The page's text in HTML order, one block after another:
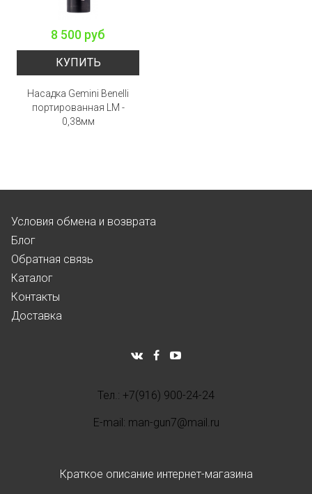
8 500 руб
КУПИТЬ
Насадка Gemini Benelli
портированная LM -
0,38мм
Условия обмена и возврата
Блог
Обратная связь
Каталог
Контакты
Доставка
Тел.: +7(916) 900-24-24
E-mail: man-gun7@mail.ru
Краткое описание интернет-магазина